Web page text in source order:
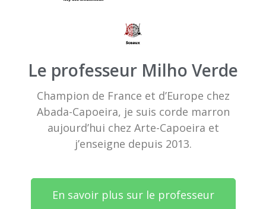
Le professeur Milho Verde
Champion de France et d’Europe chez
Abada-Capoeira, je suis corde marron
aujourd’hui chez Arte-Capoeira et
j’enseigne depuis 2013.
En savoir plus sur le professeur